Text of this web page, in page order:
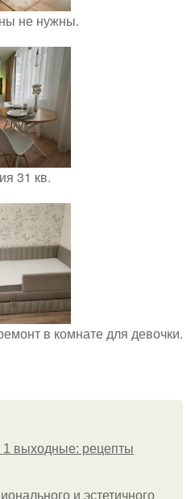
не нужны.
31 кв.
в комнате для девочки.
1 выходные: рецепты
и эстетичного